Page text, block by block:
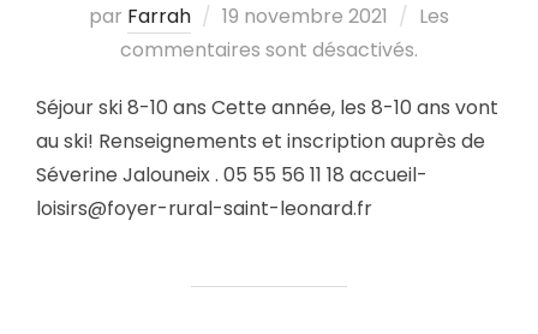
par Farrah 19 novembre 2021
Les
commentaires sont désactivés.
Séjour ski 8-10 ans Cette année, les 8-10 ans vont
au ski! Renseignements et inscription auprès de
Séverine Jalouneix . 05 55 56 11 18 accueil-
loisirs@foyer-rural-saint-leonard.fr